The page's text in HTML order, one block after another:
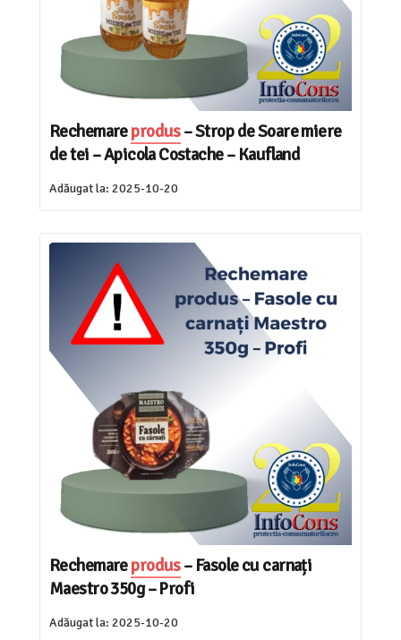
Rechemareprodus– Strop de Soare miere
de tei – Apicola Costache – Kaufland
Adăugat la: 2025-10-20
Rechemareprodus– Fasole cu carnați
Maestro 350g – Profi
Adăugat la: 2025-10-20